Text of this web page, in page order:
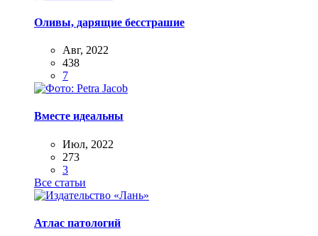
Оливы, дарящие бесстрашие
Авг, 2022
438
7
Вместе идеальны
Июл, 2022
273
3
Все статьи
Атлас патологий